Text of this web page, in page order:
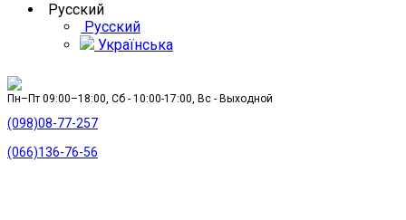
Русский
Русский
Українська
Пн–Пт 09:00–18:00, Сб - 10:00-17:00, Вс - Выходной
(098)08-77-257
(066)136-76-56